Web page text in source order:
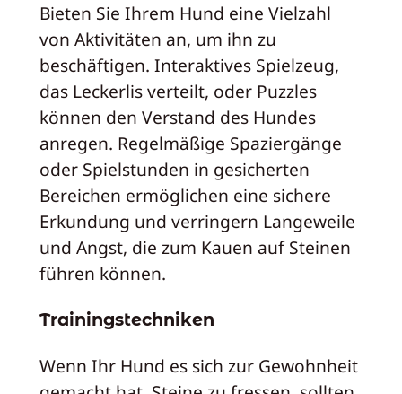
Bieten Sie Ihrem Hund eine Vielzahl
von Aktivitäten an, um ihn zu
beschäftigen. Interaktives Spielzeug,
das Leckerlis verteilt, oder Puzzles
können den Verstand des Hundes
anregen. Regelmäßige Spaziergänge
oder Spielstunden in gesicherten
Bereichen ermöglichen eine sichere
Erkundung und verringern Langeweile
und Angst, die zum Kauen auf Steinen
führen können.
Trainingstechniken
Wenn Ihr Hund es sich zur Gewohnheit